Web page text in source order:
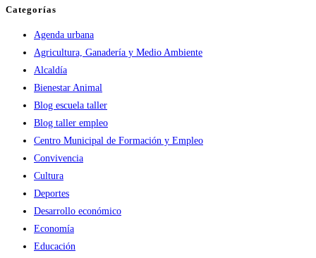
Categorías
Agenda urbana
Agricultura, Ganadería y Medio Ambiente
Alcaldía
Bienestar Animal
Blog escuela taller
Blog taller empleo
Centro Municipal de Formación y Empleo
Convivencia
Cultura
Deportes
Desarrollo económico
Economía
Educación